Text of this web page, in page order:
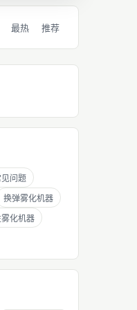
最热 推荐
见问题
换弹雾化机器
化机器